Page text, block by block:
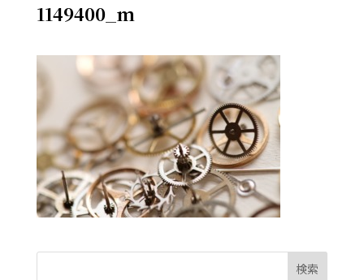
1149400_m
検索